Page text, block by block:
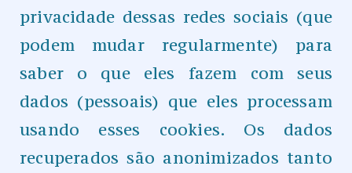
privacidade dessas redes sociais (que
podem mudar regularmente) para
saber o que eles fazem com seus
dados (pessoais) que eles processam
usando esses cookies. Os dados
recuperados são anonimizados tanto